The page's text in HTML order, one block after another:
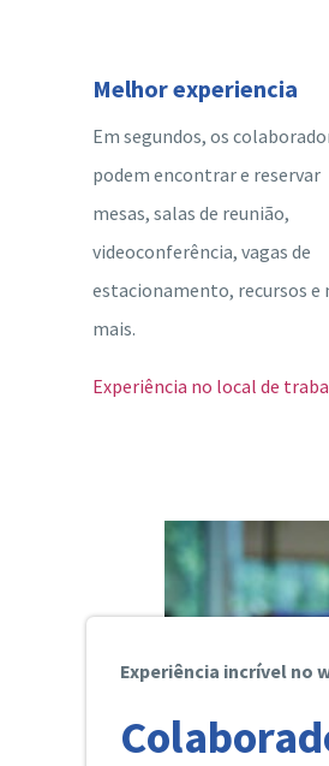
Melhor experiencia
Em segundos, os
podem encontrar e reservar
mesas, salas de reunião,
videoconferência, vagas de
estacionamento, recursos e
mais.
Experiência no local de
Experiência incrível no